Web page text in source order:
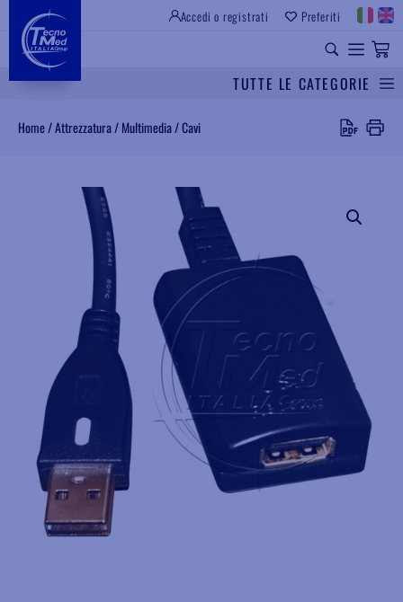
Accedi o registrati Preferiti
TUTTE LE CATEGORIE
Home/Attrezzatura/ Multimedia/Cavi